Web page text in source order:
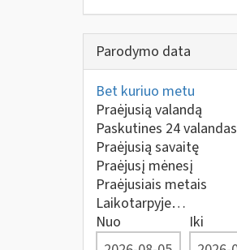
Parodymo data
Bet kuriuo metu
Praėjusią valandą
Paskutines 24 valandas
Praėjusią savaitę
Praėjusį mėnesį
Praėjusiais metais
Laikotarpyje…
Nuo
Iki